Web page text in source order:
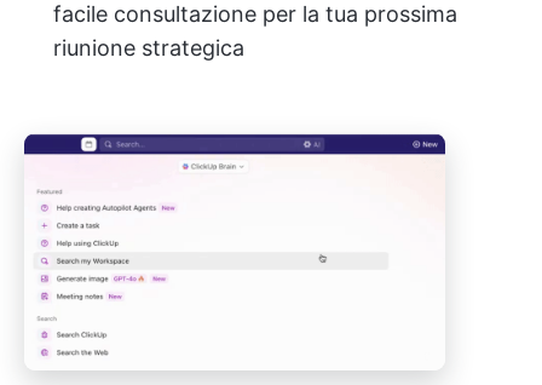
facile consultazione per la tua prossima
riunione strategica